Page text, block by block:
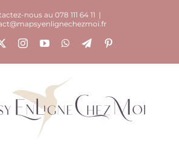
nous au 078 111 64 11 |
InstagramYouTubeWhatsApp
Telegram